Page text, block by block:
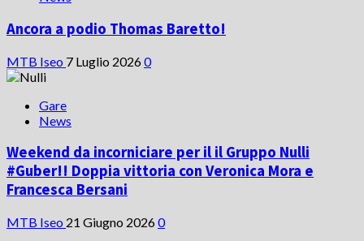
Ancora a podio Thomas Baretto!
MTB Iseo 7 Luglio 20260
Gare
News
Weekend da incorniciare per il il Gruppo Nulli
#Guber!! Doppia vittoria con Veronica Mora e
Francesca Bersani
MTB Iseo 21 Giugno 20260